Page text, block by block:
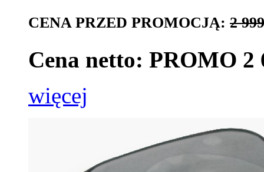
CENA PRZED PROMOCJĄ: 2
Cena netto: PROMO 2
więcej